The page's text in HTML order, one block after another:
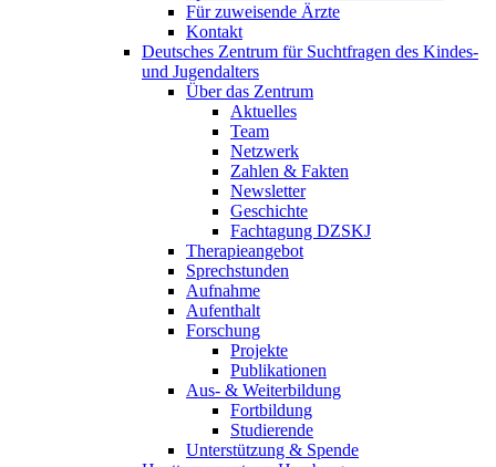
Für zuweisende Ärzte
Kontakt
Deutsches Zentrum für Suchtfragen des Kindes-
und Jugendalters
Über das Zentrum
Aktuelles
Team
Netzwerk
Zahlen & Fakten
Newsletter
Geschichte
Fachtagung DZSKJ
Therapieangebot
Sprechstunden
Aufnahme
Aufenthalt
Forschung
Projekte
Publikationen
Aus- & Weiterbildung
Fortbildung
Studierende
Unterstützung & Spende